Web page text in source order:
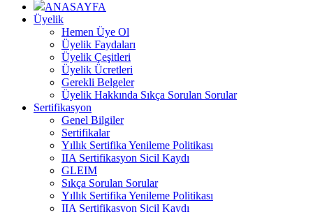
ANASAYFA
Üyelik
Hemen Üye Ol
Üyelik Faydaları
Üyelik Çeşitleri
Üyelik Ücretleri
Gerekli Belgeler
Üyelik Hakkında Sıkça Sorulan Sorular
Sertifikasyon
Genel Bilgiler
Sertifikalar
Yıllık Sertifika Yenileme Politikası
IIA Sertifikasyon Sicil Kaydı
GLEIM
Sıkça Sorulan Sorular
Yıllık Sertifika Yenileme Politikası
IIA Sertifikasyon Sicil Kaydı